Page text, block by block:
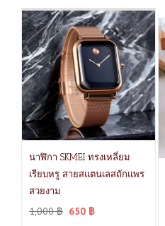
นาฬิกา SKMEI ทรงเหลี่ยม
เรียบหรู สายสแตนเลสถักแพร
สวยงาม
1,000฿ 650 ฿